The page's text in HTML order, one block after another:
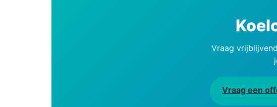
Vraag
Vraag een